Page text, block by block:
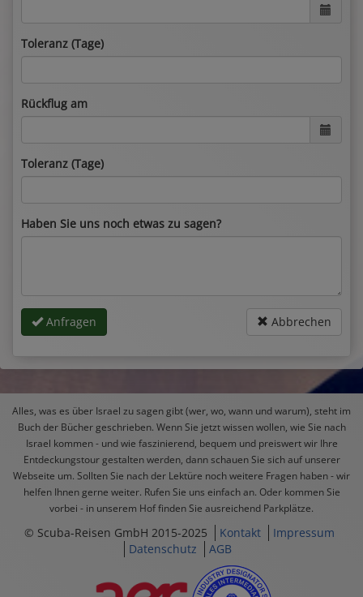
Toleranz (Tage)
Rückflug am
Toleranz (Tage)
Haben Sie uns noch etwas zu sagen?
Anfragen Abbrechen
Alles, was es über Israel zu sagen gibt (wer, wo, wann und warum), steht im
Buch der Bücher geschrieben. Wenn Sie jetzt wissen wollen, wie Sie nach
Israel kommen - und wie faszinierend, bequem und preiswert wir Ihre
Entdeckungstour gestalten werden, dann schauen Sie sich auf unserer
Webseite um. Sollten Sie nach der Lektüre noch weitere Fragen haben - wir
helfen Ihnen gerne weiter. Rufen Sie uns einfach an. Oder kommen Sie
vorbei - in unserem Hof finden Sie ausreichend Parkplätze.
© Scuba-Reisen GmbH 2015-2025 Kontakt
Impressum
Datenschutz
AGB